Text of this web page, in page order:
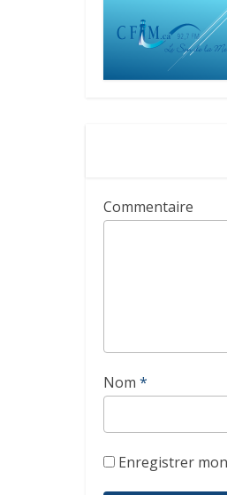
Commentaire
Nom *
Enregistrer